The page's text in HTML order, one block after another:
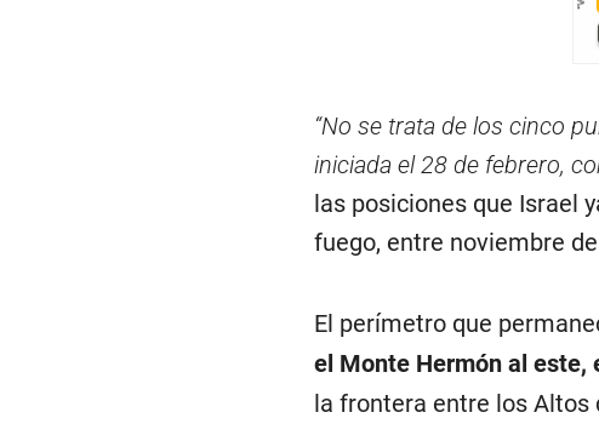
“No se trata de los cinco
iniciada el 28 de febrero,
las posiciones que Israel
fuego, entre noviembre
El perímetro que
el Monte Hermón al este,
la frontera entre los Altos